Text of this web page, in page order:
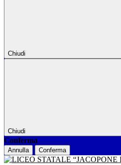
Chiudi
Chiudi
Conferma
Annulla Conferma